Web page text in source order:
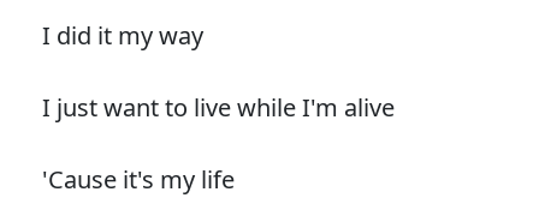
I did it my way
I just want to live while I'm alive
'Cause it's my life